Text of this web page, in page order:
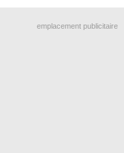
emplacement publicitaire